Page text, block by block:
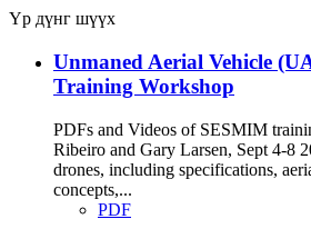
Үр дүнг шүүх
Unmaned Aerial Vehicle
Training Workshop
PDFs and Videos of SESMIM
Ribeiro and Gary Larsen, Sept 4-8
drones, including specifications,
concepts,...
PDF